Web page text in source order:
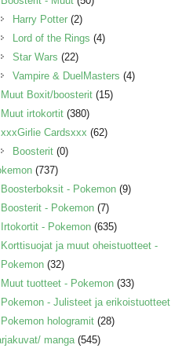
Harry Potter (2)
Lord of the Rings (4)
Star Wars (22)
Vampire & DuelMasters (4)
Muut Boxit/boosterit (15)
Muut irtokortit (380)
xxxGirlie Cardsxxx (62)
Boosterit (0)
(737)
Boosterboksit - Pokemon (9)
Boosterit - Pokemon (7)
Irtokortit - Pokemon (635)
Korttisuojat ja muut oheistuotteet -
Pokemon (32)
Muut tuotteet - Pokemon (33)
Pokemon - Julisteet ja erikoistuotteet
Pokemon hologramit (28)
manga (545)